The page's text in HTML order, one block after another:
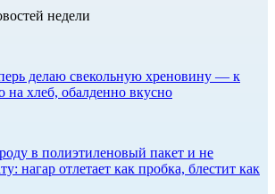
недели
делаю свекольную хреновину — к
на хлеб, обалденно вкусно
в полиэтиленовый пакет и не
нагар отлетает как пробка, блестит как